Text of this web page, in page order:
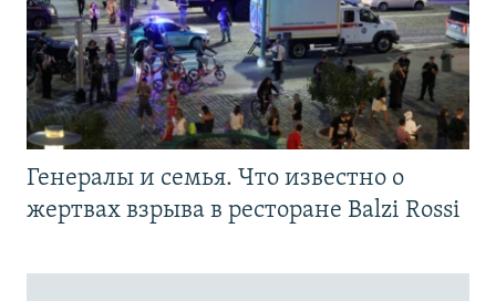
Генералы и семья. Что известно о
жертвах взрыва в ресторане Balzi Rossi